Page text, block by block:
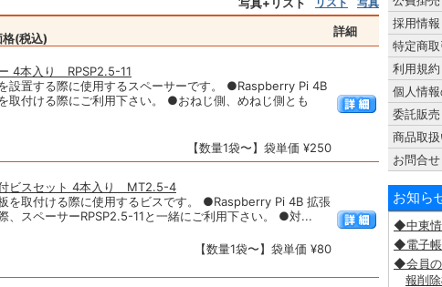
(税込)
詳細
4本入り RPSP2.5-11
設置する際に使用するスペーサーです。 ●Raspberry Pi 4B
取付ける際にご利用下さい。 ●おねじ側、めねじ側とも
【数量1袋〜】袋単価 ¥250
ビスセット 4本入り MT2.5-4
を取付ける際に使用するビスです。 ●Raspberry Pi 4B 拡張
、スペーサーRPSP2.5-11と一緒にご利用下さい。 ●対...
【数量1袋〜】袋単価 ¥80
採用情報
特定商
利用規約
個人情
委託販
商品取
お問合せ
お知ら
◆中東情
◆電子帳
◆会員の
報削